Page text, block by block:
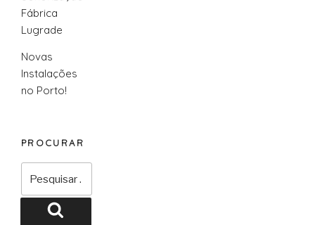
Fábrica
Lugrade
Novas
Instalações
no Porto!
PROCURAR
por: